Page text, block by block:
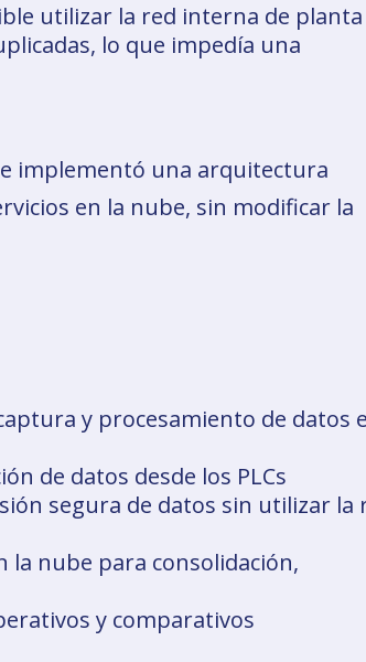
utilizar la red interna de planta
lo que impedía una
implementó una arquitectura
en la nube, sin modificar la
y procesamiento de datos
de datos desde los PLCs
segura de datos sin utilizar la
la nube para consolidación,
y comparativos